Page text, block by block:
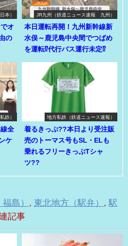
本）
オ
の
JR九州（鉄道ニュース速報 九州）
本日運転再開！九州新幹線新
水俣～鹿児島中央間でつばめ
を運転⁉代行バス運行未定⁉
鉄）
全
ケ
地方私鉄（鉄道ニュース速報）
着るきっぷ??本日より受注販
売のトーマス号もSL・ELも
乗れるフリーきっぷTシャ
ツ??
島） , 東北地方（駅弁） , 駅
記事